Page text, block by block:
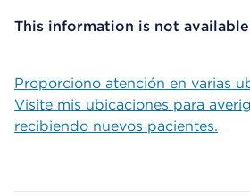
This information is not
Proporciono atención en varias
Visite mis ubicaciones para
recibiendo nuevos pacientes.